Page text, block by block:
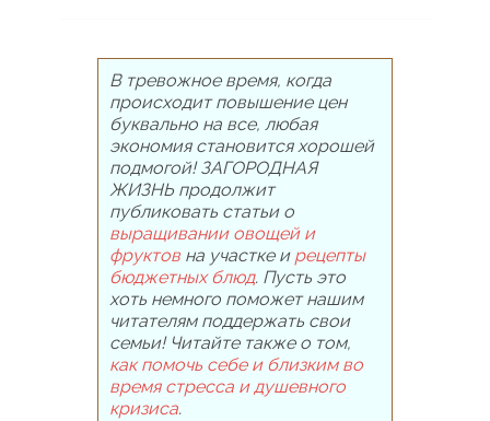
В тревожное время, когда
происходит повышение цен
буквально на все, любая
экономия становится хорошей
подмогой! ЗАГОРОДНАЯ
ЖИЗНЬ продолжит
публиковать статьи о
выращивании овощей и
фруктовна участке и рецепты
бюджетных блюд. Пусть это
хоть немного поможет нашим
читателям поддержать свои
семьи! Читайте также о том,
как помочь себе и близким во
время стресса и душевного
кризиса.